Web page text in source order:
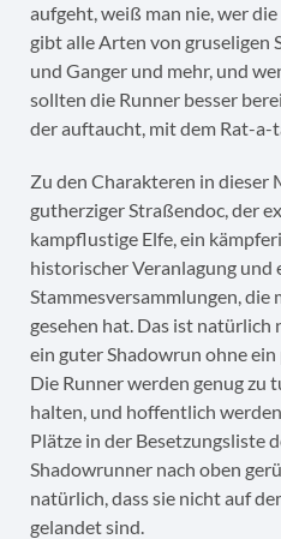
aufgeht, weiß man nie, wer
gibt alle Arten von gruseligen
und Ganger und mehr, und
sollten die Runner besser
der auftaucht, mit dem Rat-
Zu den Charakteren in dieser
gutherziger Straßendoc, der
kampflustige Elfe, ein
historischer Veranlagung und
Stammesversammlungen, die
gesehen hat. Das ist natürlich
ein guter Shadowrun ohne
Die Runner werden genug zu
halten, und hoffentlich
Plätze in der Besetzungsliste
Shadowrunner nach oben
natürlich, dass sie nicht auf
gelandet sind.